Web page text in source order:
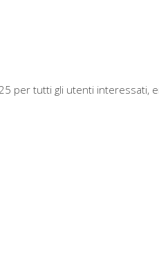
per tutti gli utenti interessati,